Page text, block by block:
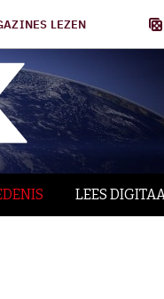
LEZEN
LEES